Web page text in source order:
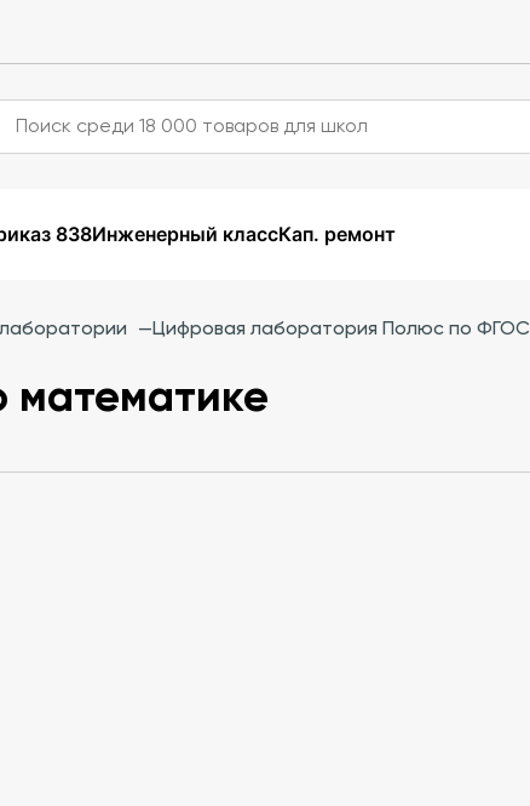
838Инженерный классКап. ремонт
—Цифровая лаборатория Полюс по ФГОС